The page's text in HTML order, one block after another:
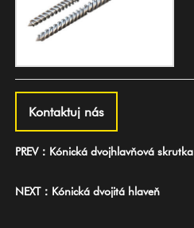
Kontaktuj nás
PREV：Kónická dvojhlavňová skrutka
NEXT：Kónická dvojitá hlaveň